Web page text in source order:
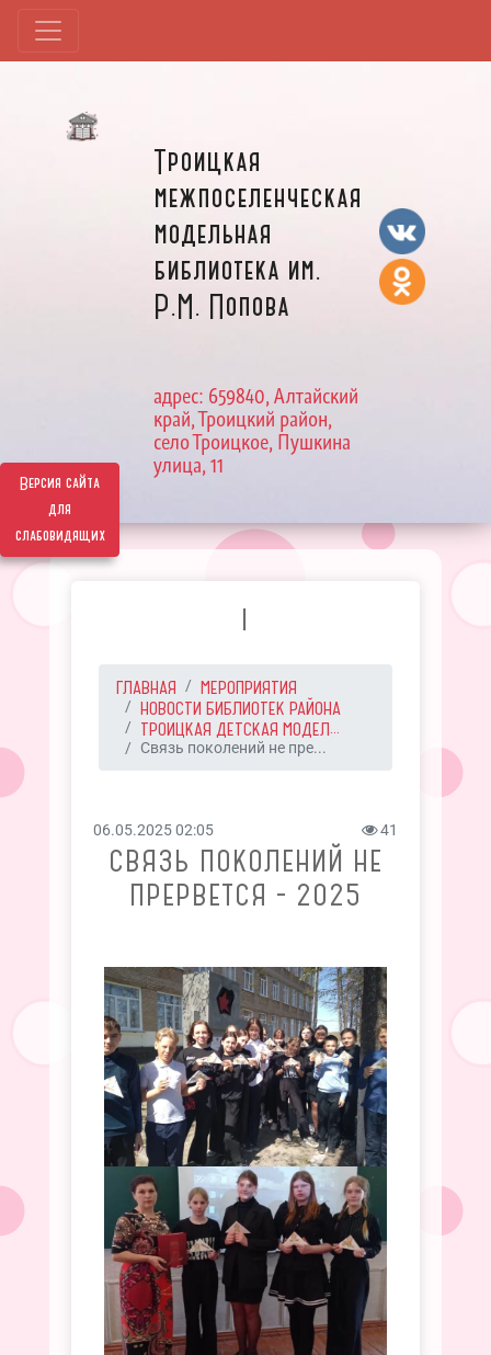
Версия сайта
для
слабовидящих
Троицкая
межпоселенческая
модельная
библиотека им.
Р.М. Попова
адрес: 659840, Алтайский
край, Троицкий район,
село Троицкое, Пушкина
улица, 11
I
ГЛАВНАЯ
МЕРОПРИЯТИЯ
НОВОСТИ БИБЛИОТЕК РАЙОНА
ТРОИЦКАЯ ДЕТСКАЯ МОДЕЛ...
Связь поколений не пре...
06.05.2025 02:05 41
СВЯЗЬ ПОКОЛЕНИЙ НЕ
ПРЕРВЕТСЯ - 2025